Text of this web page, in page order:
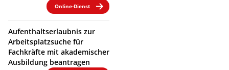
Online-Dienst
Aufenthaltserlaubnis zur
Arbeitsplatzsuche für
Fachkräfte mit akademischer
Ausbildung beantragen